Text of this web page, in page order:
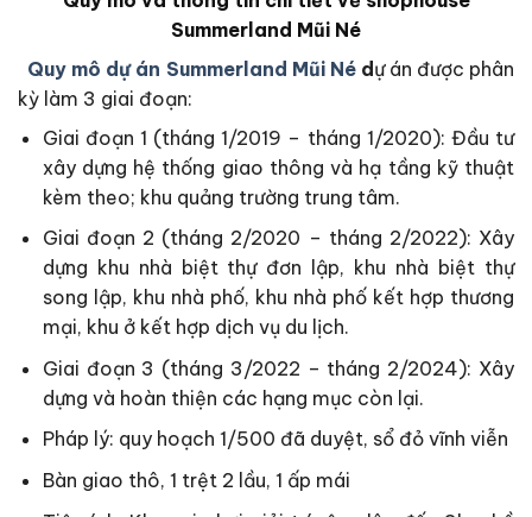
Summerland Mũi Né
Quy mô dự án Summerland Mũi Nédự án được phân
kỳ làm 3 giai đoạn:
Giai đoạn 1 (tháng 1/2019 – tháng 1/2020): Đầu tư
xây dựng hệ thống giao thông và hạ tầng kỹ thuật
kèm theo; khu quảng trường trung tâm.
Giai đoạn 2 (tháng 2/2020 – tháng 2/2022): Xây
dựng khu nhà biệt thự đơn lập, khu nhà biệt thự
song lập, khu nhà phố, khu nhà phố kết hợp thương
mại, khu ở kết hợp dịch vụ du lịch.
Giai đoạn 3 (tháng 3/2022 – tháng 2/2024): Xây
dựng và hoàn thiện các hạng mục còn lại.
Pháp lý: quy hoạch 1/500 đã duyệt, sổ đỏ vĩnh viễn
Bàn giao thô, 1 trệt 2 lầu, 1 ấp mái